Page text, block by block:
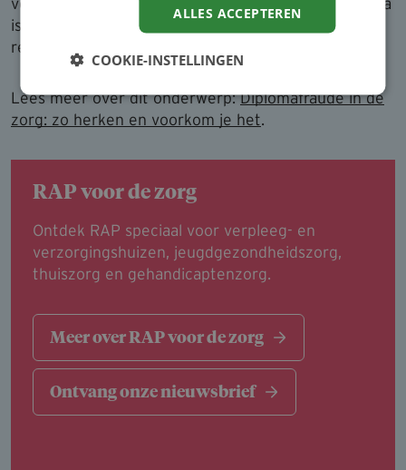
verandering van functie waarvoor een ander diploma
is vereist of het verlopen van de BIG/SKJ-
registratie.
Lees meer over dit onderwerp:Diplomafraude in de
zorg: zo herken en voorkom je het.
RAP voor de zorg
Ontdek RAP speciaal voor verpleeg- en
verzorgingshuizen, jeugdgezondheidszorg,
thuiszorg en gehandicaptenzorg.
Meer over RAP voor de zorg
Ontvang onze nieuwsbrief
ALLES ACCEPTEREN
COOKIE-INSTELLINGEN